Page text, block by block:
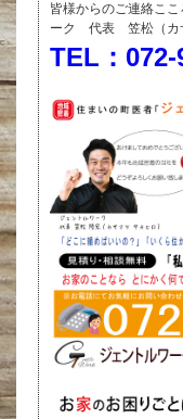
皆様からのご連絡こ
ーク 代表 笠松（カ
TEL：072-